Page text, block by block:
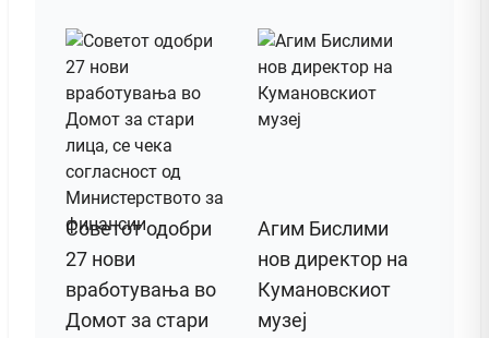
Советот одобри
27 нови
вработувања во
Домот за стари
Агим Бислими
нов директор на
Кумановскиот
музеј